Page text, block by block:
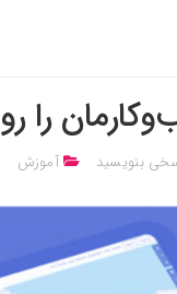
را
بنویسید آموزش